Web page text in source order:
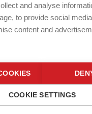
and analyse
to provide social
content and
COOKIE SETTINGS